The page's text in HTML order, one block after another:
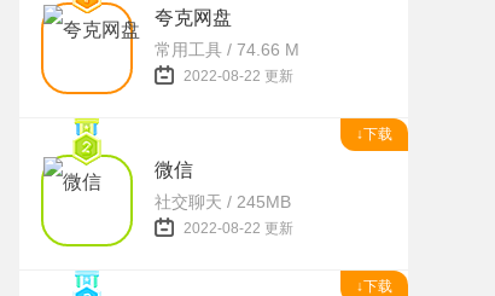
夸克网盘
常用工具 / 74.66 M
2022-08-22 更新
↓下载
微信
社交聊天 / 245MB
2022-08-22 更新
↓下载